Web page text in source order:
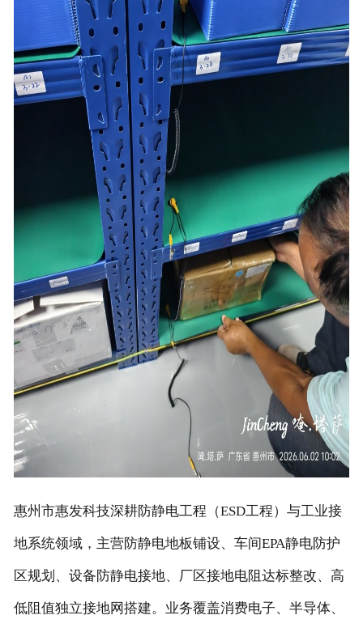
惠州市惠发科技深耕防静电工程（ESD工程）与工业接
地系统领域，主营防静电地板铺设、车间EPA静电防护
区规划、设备防静电接地、厂区接地电阻达标整改、高
低阻值独立接地网搭建。业务覆盖消费电子、半导体、